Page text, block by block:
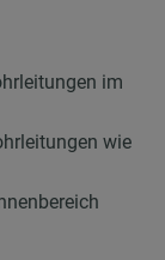
im
wie